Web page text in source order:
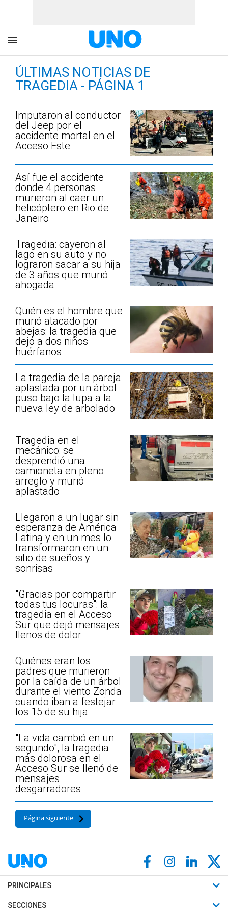
ÚLTIMAS NOTICIAS DE
TRAGEDIA - PÁGINA 1
Imputaron al conductor
del Jeep por el
accidente mortal en el
Acceso Este
Así fue el accidente
donde 4 personas
murieron al caer un
helicóptero en Rio de
Janeiro
Tragedia: cayeron al
lago en su auto y no
lograron sacar a su hija
de 3 años que murió
ahogada
Quién es el hombre que
murió atacado por
abejas: la tragedia que
dejó a dos niños
huérfanos
La tragedia de la pareja
aplastada por un árbol
puso bajo la lupa a la
nueva ley de arbolado
Tragedia en el
mecánico: se
desprendió una
camioneta en pleno
arreglo y murió
aplastado
Llegaron a un lugar sin
esperanza de América
Latina y en un mes lo
transformaron en un
sitio de sueños y
sonrisas
"Gracias por compartir
todas tus locuras": la
tragedia en el Acceso
Sur que dejó mensajes
llenos de dolor
Quiénes eran los
padres que murieron
por la caída de un árbol
durante el viento Zonda
cuando iban a festejar
los 15 de su hija
"La vida cambió en un
segundo", la tragedia
más dolorosa en el
Acceso Sur se llenó de
mensajes
desgarradores
Página siguiente
PRINCIPALES
Últimas Noticias
SECCIONES